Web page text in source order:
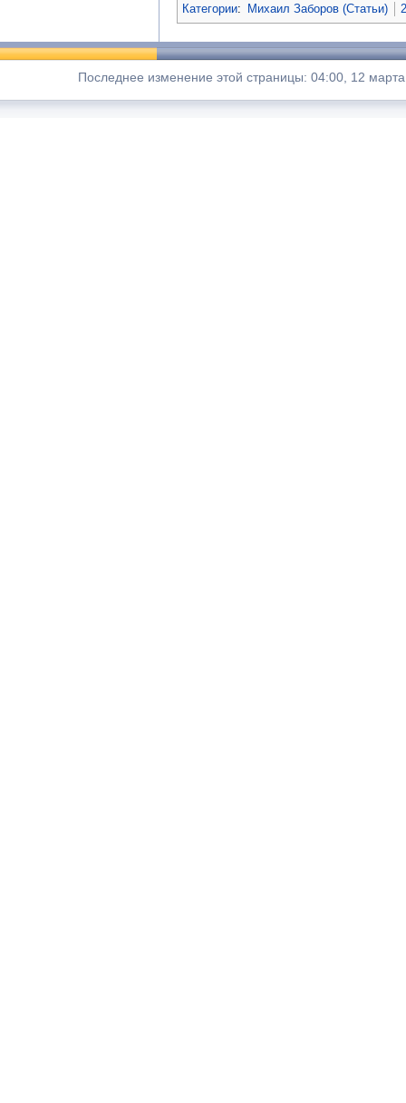
Категории: Михаил Заборов (Статьи)
Последнее изменение этой страницы: 04:00, 12